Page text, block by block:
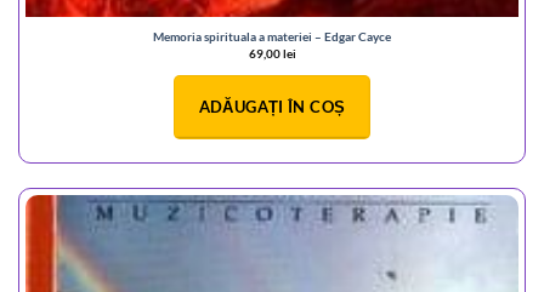
Memoria spirituala a materiei – Edgar Cayce
69,00lei
ADĂUGAȚI ÎN COȘ